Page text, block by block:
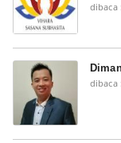
dibaca
dibaca